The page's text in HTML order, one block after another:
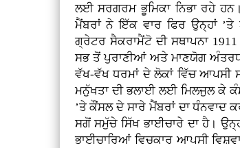
ਲਈ ਸਰਗਰਮ ਭੂਮਿਕਾ ਨਿਭਾ ਰਹੇ
ਮੈਂਬਰਾਂ ਨੇ ਇੱਕ ਵਾਰ ਫਿਰ ਉਨ੍ਹਾਂ
ਗ੍ਰੇਟਰ ਸੈਕਰਾਮੈਂਟੋ ਦੀ ਸਥਾਪਨਾ
ਸਭ ਤੋਂ ਪੁਰਾਣੀਆਂ ਅਤੇ ਮਾਣਯੋਗ
ਵੱਖ-ਵੱਖ ਧਰਮਾਂ ਦੇ ਲੋਕਾਂ ਵਿੱਚ ਆਪਸੀ
ਮਨੁੱਖਤਾ ਦੀ ਭਲਾਈ ਲਈ ਮਿਲਜੁਲ ਕੇ
’ਤੇ ਕੌਂਸਲ ਦੇ ਸਾਰੇ ਮੈਂਬਰਾਂ ਦਾ ਧੰਨਵਾਦ
ਸਗੋਂ ਸਮੁੱਚੇ ਸਿੱਖ ਭਾਈਚਾਰੇ ਦਾ ਹੈ।
ਭਾਈਚਾਰਿਆਂ ਵਿਚਕਾਰ ਆਪਸੀ